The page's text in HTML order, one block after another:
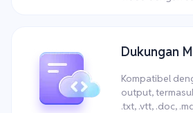
Dukungan
Kompatibel
output,
.txt, .vtt, .doc,